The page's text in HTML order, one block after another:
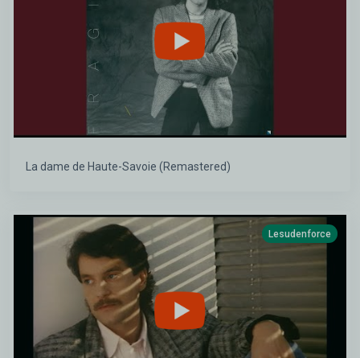
La dame de Haute-Savoie (Remastered)
Lesudenforce